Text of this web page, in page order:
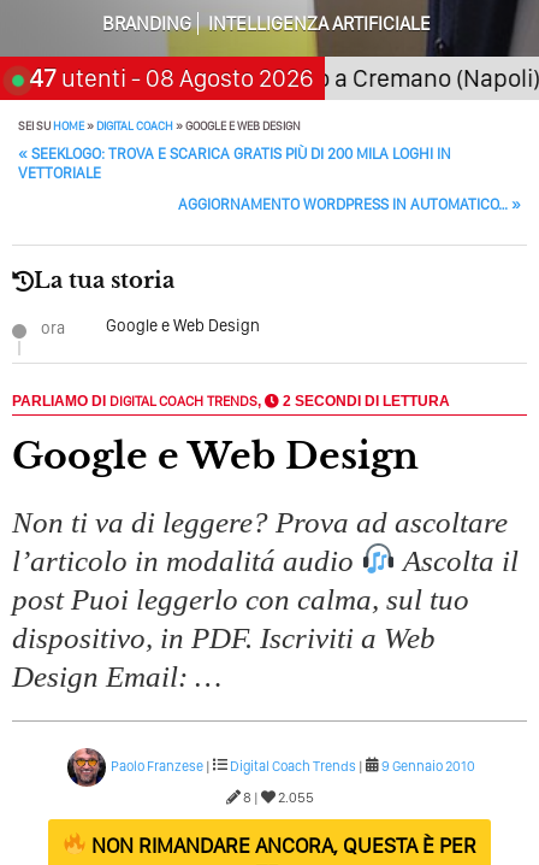
BRANDING
INTELLIGENZA ARTIFICIALE
47 utenti - 08 Agosto 2026
2026San Giorgio a Cremano (Napoli)
SEI SUHOME»DIGITAL COACH»GOOGLE E WEB DESIGN
POST NAVIGATION
« SEEKLOGO: TROVA E SCARICA GRATIS PIÙ DI 200 MILA LOGHI IN
VETTORIALE
AGGIORNAMENTO WORDPRESS IN AUTOMATICO… »
La tua storia
ora Google e Web Design
PARLIAMO DI DIGITAL COACH TRENDS, 2 SECONDI DI LETTURA
Google e Web Design
Non ti va di leggere? Prova ad ascoltare
l’articolo in modalitá audio
Ascolta il
post Puoi leggerlo con calma, sul tuo
dispositivo, in PDF. Iscriviti a Web
Design Email: …
Paolo Franzese| Digital Coach Trends |
9 Gennaio 2010
8 |
2.055
NON RIMANDARE ANCORA, QUESTA È PER